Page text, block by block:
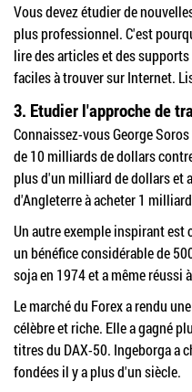
Vous devez étudier de
plus professionnel. C'est
lire des articles et des
faciles à trouver sur Internet.
3. Etudier l'approche de
Connaissez-vous George
de 10 milliards de dollars
plus d'un milliard de dollars et
d'Angleterre à acheter 1
Un autre exemple inspirant est
un bénéfice considérable de
soja en 1974 et a même réussi
Le marché du Forex a rendu
célèbre et riche. Elle a gagné
titres du DAX-50. Ingeborga a
fondées il y a plus d'un siècle.